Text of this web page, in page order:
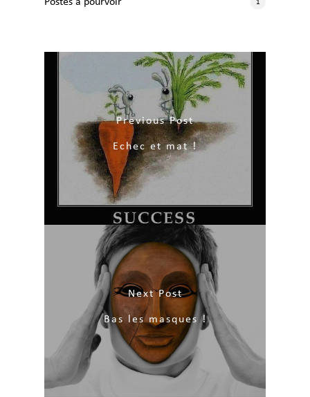
1
Previous Post
Echec et mat !
Next Post
Bas les masques !